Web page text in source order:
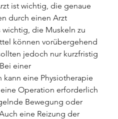
ist wichtig, die genaue
durch einen Arzt
wichtig, die Muskeln zu
können vorübergehend
jedoch nur kurzfristig
einer
eine Physiotherapie
Operation erforderlich
Bewegung oder
eine Reizung der